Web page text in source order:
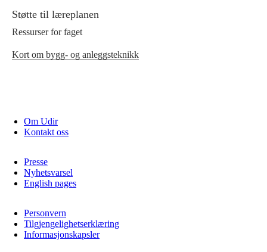
Støtte til læreplanen
Ressurser for faget
Kort om bygg- og anleggsteknikk
Om Udir
Kontakt oss
Presse
Nyhetsvarsel
English pages
Personvern
Tilgjengelighetserklæring
Informasjonskapsler